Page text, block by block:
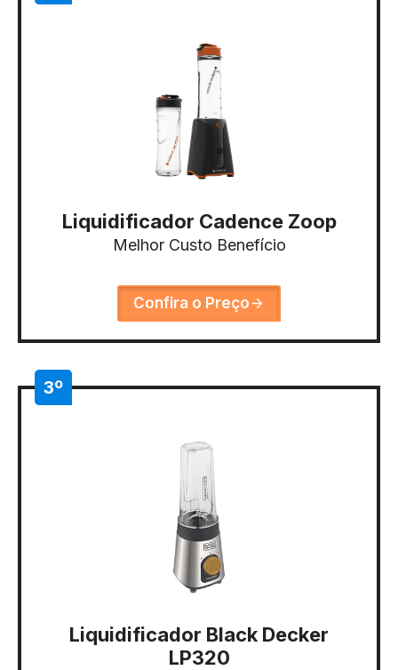
Liquidificador Cadence Zoop
Melhor Custo Benefício
Confira o Preço
3º
Liquidificador Black Decker
LP320